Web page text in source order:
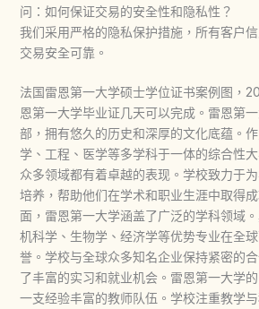
问：如何保证交易的安全性和隐私性？
我们采用严格的隐私保护措施，所有客户
交易安全可靠。
法国雷恩第一大学硕士学位证书案例图，
恩第一大学毕业证几天可以完成。雷恩第
部，拥有悠久的历史和深厚的文化底蕴。
学、工程、医学等多学科于一体的综合性
众多领域都有着卓越的表现。学校致力于
培养，帮助他们在学术和职业生涯中取得
面，雷恩第一大学涵盖了广泛的学科领域
机科学、生物学、经济学等优势专业在全
誉。学校与全球众多知名企业保持紧密的
了丰富的实习和就业机会。雷恩第一大学
一支经验丰富的教师队伍。学校注重教学